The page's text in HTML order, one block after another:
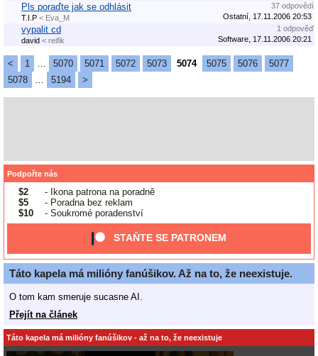
Pls poraďte jak se odhlásit
37 odpovědí
T.I.P < Eva_M Ostatní, 17.11.2006 20:53
vypalit cd
1 odpověď
david < reifik Software, 17.11.2006 20:21
< 1 5070 5071 5072 5073 5074 5075 5076
5077
5078
5194 >
Podpořte nás
$2
- Ikona patrona na poradně
$5
- Poradna bez reklam
$10
- Soukromé poradenství
STAŇTE SE PATRONEM
Táto kapela má milióny fanúšikov. Až na to, že neexistuje.
O tom kam smeruje sucasne AI.
Přejít na článek
Táto kapela má milióny fanúšikov - až na to, že neexistuje